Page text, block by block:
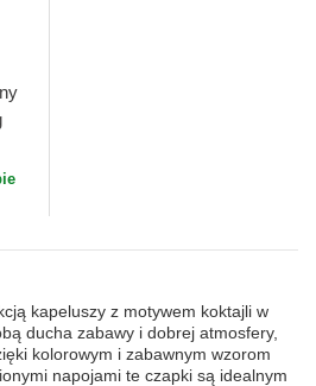
kapeluszy z motywem koktajli w
ducha zabawy i dobrej atmosfery,
kolorowym i zabawnym wzorom
napojami te czapki są idealnym